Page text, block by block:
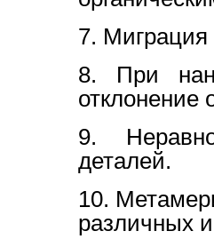
7. Миграция
8. При
отклонение
9.
деталей.
10.
различных